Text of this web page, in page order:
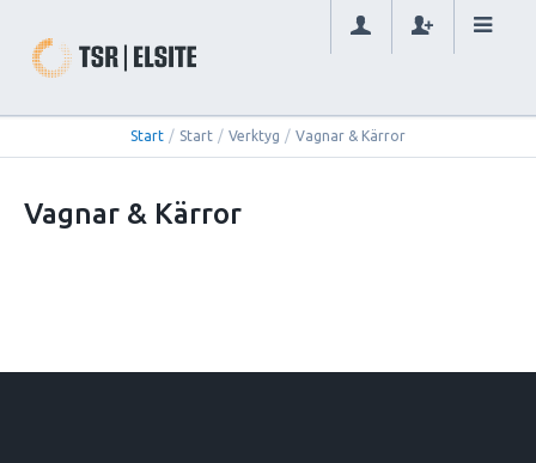
Start / Start / Verktyg / Vagnar & Kärror
Vagnar & Kärror